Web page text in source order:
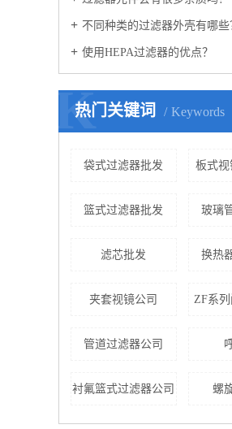
不同种类的过滤器外壳有哪些
使用HEPA过滤器的优点？
热门关键词 Keywords
K
袋式过滤器批发 板式视
篮式过滤器批发 玻璃
滤芯批发 换热
夹套视镜公司 ZF系
管道过滤器公司
衬氟篮式过滤器公司 螺